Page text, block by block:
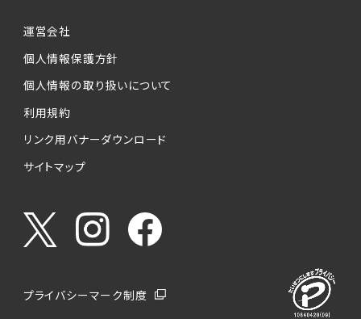
運営会社
個人情報保護方針
個人情報の取り扱いについて
利用規約
リンク用バナーダウンロード
サイトマップ
プライバシーマーク制度